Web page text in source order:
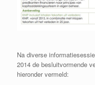
Na diverse
2014 de besluitvormende
hieronder vermeld: